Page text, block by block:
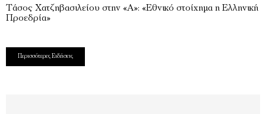
Τάσος Χατζηβασιλείου στην «Α»: «Εθνικό στοίχημα η Ελληνική
Προεδρία»
Περισσότερες Ειδήσεις